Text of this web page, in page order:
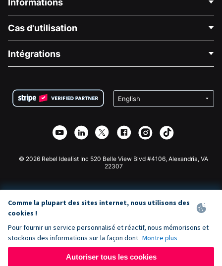
À propos de nous
Carrières
Confidentialité
Partenariat d'affiliation
Bibliothèque
Cas d'utilisation
Collecte de fonds médicale
Collecte de fonds caritative
Intégrations
Plugin de don Wix
Application de don Webflow
Don Joomla
© 2026 Rebel Idealist Inc 520 Belle View Blvd #4106, Alexandria, VA
22307
Comme la plupart des sites internet, nous utilisons des
cookies !
Pour fournir un service personnalisé et réactif, nous mémorisons et
stockons des informations sur la façon dont Montre plus
Autoriser tous les cookies